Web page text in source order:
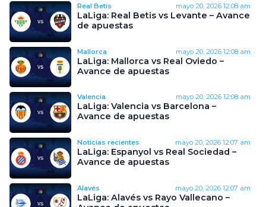
Real Betis mayo 20, 2026 12:08 am
LaLiga: Real Betis vs Levante – Avance
de apuestas
Mallorca mayo 20, 2026 12:08 am
LaLiga: Mallorca vs Real Oviedo –
Avance de apuestas
Valencia mayo 20, 2026 12:08 am
LaLiga: Valencia vs Barcelona –
Avance de apuestas
Noticias recientes mayo 20, 2026 12:07 am
LaLiga: Espanyol vs Real Sociedad –
Avance de apuestas
Alavés mayo 20, 2026 12:07 am
LaLiga: Alavés vs Rayo Vallecano –